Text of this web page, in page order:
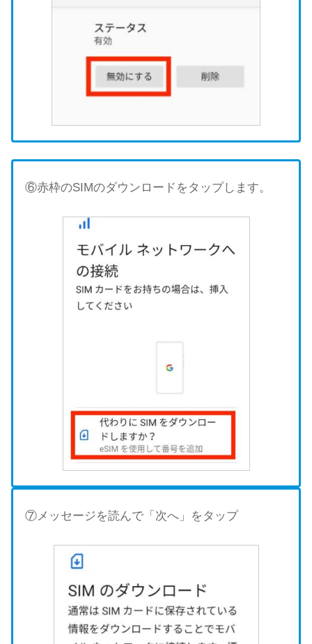
⑥赤枠のSIMのダウンロードをタップします。
⑦メッセージを読んで「次へ」をタップ